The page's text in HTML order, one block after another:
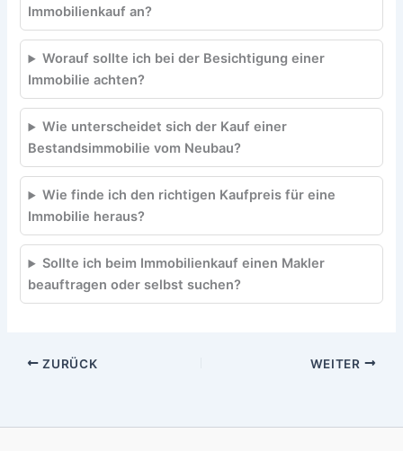
Immobilienkauf an?
Worauf sollte ich bei der Besichtigung einer
Immobilie achten?
Wie unterscheidet sich der Kauf einer
Bestandsimmobilie vom Neubau?
Wie finde ich den richtigen Kaufpreis für eine
Immobilie heraus?
Sollte ich beim Immobilienkauf einen Makler
beauftragen oder selbst suchen?
ZURÜCK WEITER